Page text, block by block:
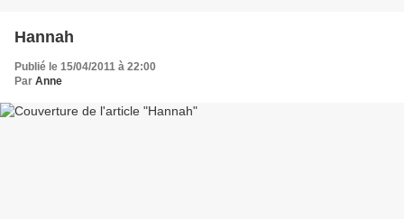
Hannah
Publié le 15/04/2011 à 22:00
Par Anne